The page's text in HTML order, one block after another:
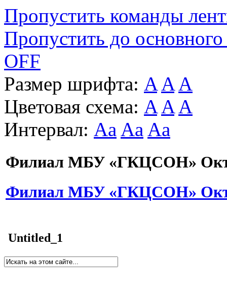
Пропустить команды
Пропустить до основного
OFF
Размер шрифта: A A A
Цветовая схема: A A A
Интервал: Aa Aa Aa
Филиал МБУ «ГКЦСОН»
Филиал МБУ «ГКЦСОН»
Untitled_1